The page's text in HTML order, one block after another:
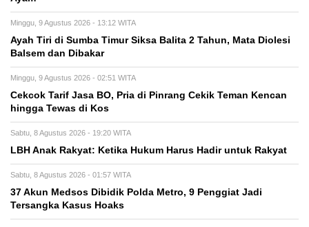
Minggu, 9 Agustus 2026 - 13:12 WITA
Ayah Tiri di Sumba Timur Siksa Balita 2 Tahun, Mata Diolesi
Balsem dan Dibakar
Minggu, 9 Agustus 2026 - 02:51 WITA
Cekcok Tarif Jasa BO, Pria di Pinrang Cekik Teman Kencan
hingga Tewas di Kos
Sabtu, 8 Agustus 2026 - 19:20 WITA
LBH Anak Rakyat: Ketika Hukum Harus Hadir untuk Rakyat
Sabtu, 8 Agustus 2026 - 01:57 WITA
37 Akun Medsos Dibidik Polda Metro, 9 Penggiat Jadi
Tersangka Kasus Hoaks